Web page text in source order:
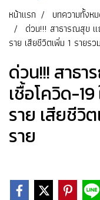
หน้าแรก บทความทั้งห
ด่วน!!! สาธารณสุข แ
ราย เสียชีวิตเพิ่ม 1 รายร
ด่วน!!! สาธ
เชื้อโควิด-
ราย เสียชีวิ
ราย